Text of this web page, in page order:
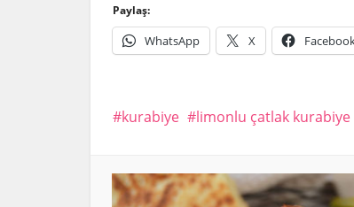
Paylaş:
WhatsApp X
kurabiye limonlu çatlak kurabiye